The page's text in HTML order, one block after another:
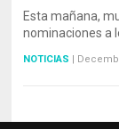
Esta mañana,
nominaciones a
NOTICIAS |